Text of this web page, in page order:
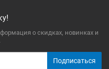
о скидках, новинках и
Подписаться